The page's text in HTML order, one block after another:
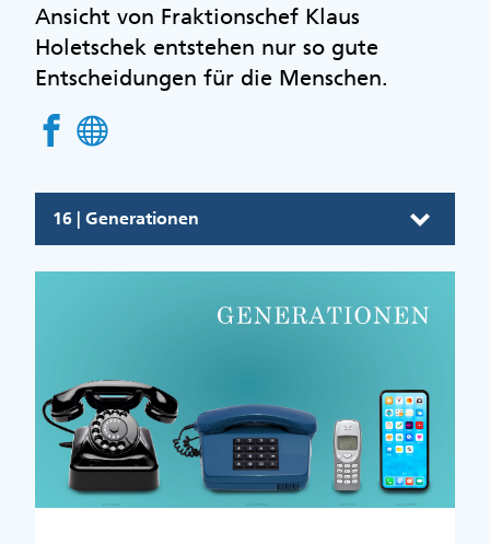
16 | Generationen
Ansicht von Fraktionschef Klaus
Holetschek entstehen nur so gute
Entscheidungen für die Menschen.